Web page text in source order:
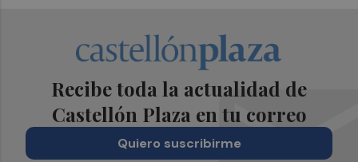
Recibe toda la actualidad de
Castellón Plaza en tu correo
Quiero suscribirme